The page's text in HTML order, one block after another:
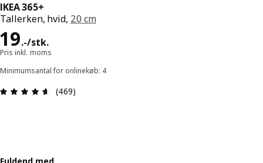
IKEA 365+
Tallerken, hvid, 20 cm
19.-/stk.
Pris 19.-/stk.
Pris inkl. moms
Minimumsantal for onlinekøb: 4
Anmeldelse: 4.6 Ud af 5 Stjerner. Anmeldelser i
(469)